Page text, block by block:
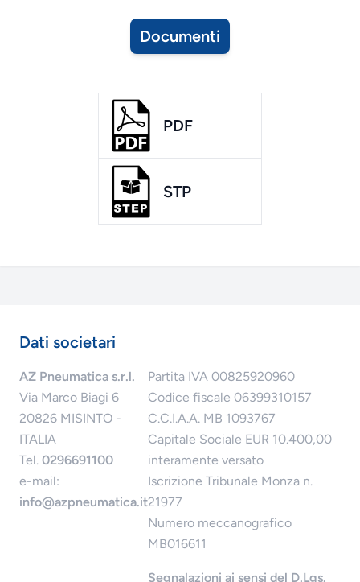
Documenti
PDF
STP
Dati societari
AZ Pneumatica s.r.l.
Via Marco Biagi 6
20826 MISINTO -
ITALIA
Tel. 0296691100
e-mail:
info@azpneumatica.it
Partita IVA 00825920960
Codice fiscale 06399310157
C.C.I.A.A. MB 1093767
Capitale Sociale EUR 10.400,00
interamente versato
Iscrizione Tribunale Monza n.
21977
Numero meccanografico
MB016611
Segnalazioni ai sensi del D.Lgs.